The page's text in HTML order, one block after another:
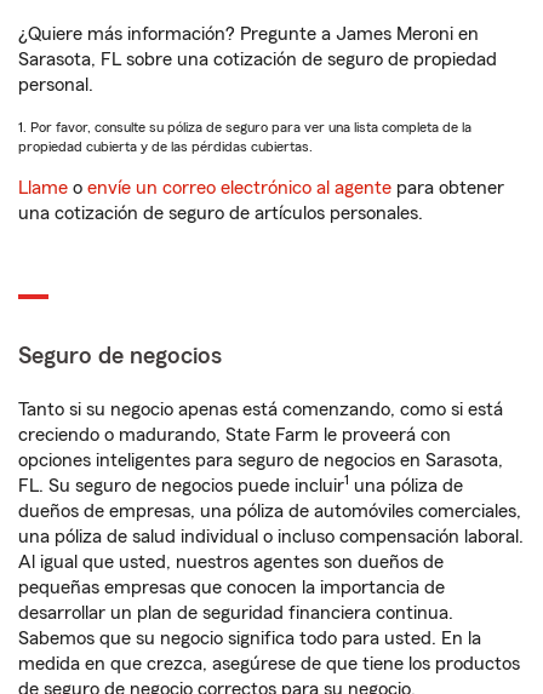
¿Quiere más información? Pregunte a James Meroni en
Sarasota, FL sobre una cotización de seguro de propiedad
personal.
1. Por favor, consulte su póliza de seguro para ver una lista completa de la
propiedad cubierta y de las pérdidas cubiertas.
Llame o envíe un correo electrónico al agente para obtener
una cotización de seguro de artículos personales.
Seguro de negocios
Tanto si su negocio apenas está comenzando, como si está
creciendo o madurando, State Farm le proveerá con
opciones inteligentes para seguro de negocios en Sarasota,
FL. Su seguro de negocios puede incluir1 una póliza de
dueños de empresas, una póliza de automóviles comerciales,
una póliza de salud individual o incluso compensación laboral.
Al igual que usted, nuestros agentes son dueños de
pequeñas empresas que conocen la importancia de
desarrollar un plan de seguridad financiera continua.
Sabemos que su negocio significa todo para usted. En la
medida en que crezca, asegúrese de que tiene los productos
de seguro de negocio correctos para su negocio.